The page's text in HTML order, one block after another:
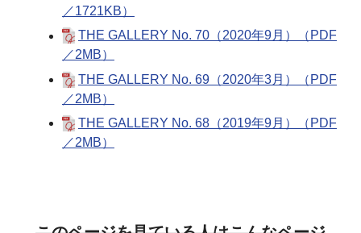
／1721KB）
THE GALLERY No. 70（2020年9月）（PDF
／2MB）
THE GALLERY No. 69（2020年3月）（PDF
／2MB）
THE GALLERY No. 68（2019年9月）（PDF
／2MB）